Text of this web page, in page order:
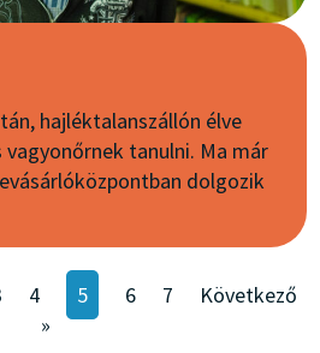
hajléktalanszállón élve
tanulni. Ma már
dolgozik
4 5 6 7
Következő
»